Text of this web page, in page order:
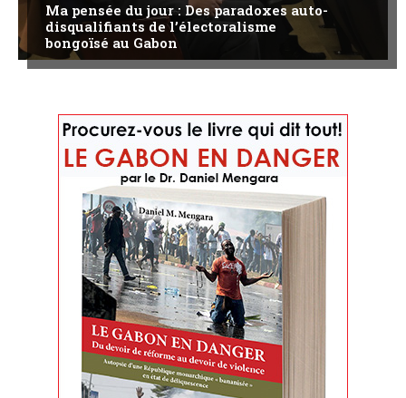
Ma pensée du jour : Des paradoxes auto-
disqualifiants de l’électoralisme
bongoïsé au Gabon